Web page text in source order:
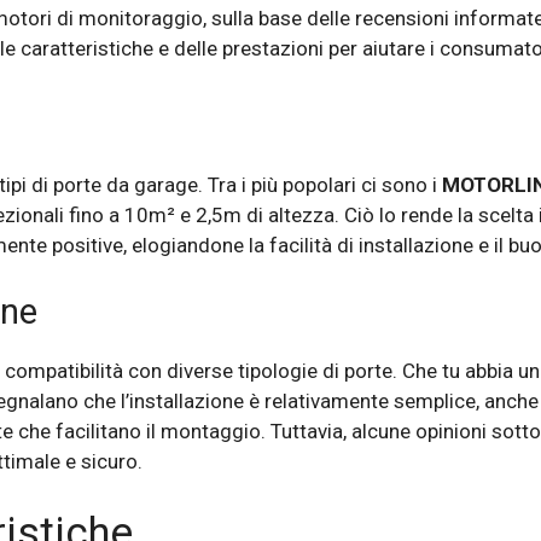
di monitoraggio, sulla base delle recensioni
caratteristiche e delle prestazioni per aiutare i
di porte da garage. Tra i più popolari ci sono i
fino a 10m² e 2,5m di altezza. Ciò lo rende la
positive, elogiandone la facilità di installazione e il
con diverse tipologie di porte. Che tu abbia
che l’installazione è relativamente semplice,
facilitano il montaggio. Tuttavia, alcune opinioni
e sicuro.